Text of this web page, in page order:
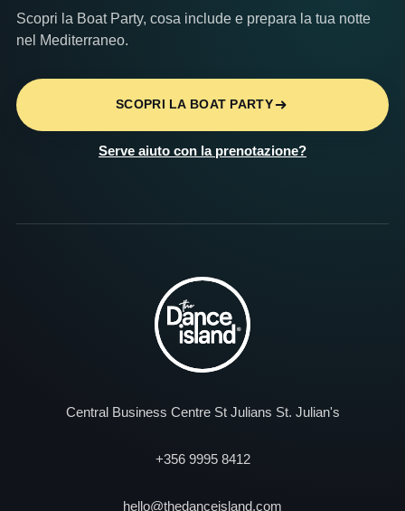
Scopri la Boat Party, cosa include e prepara la tua notte
nel Mediterraneo.
SCOPRI LA BOAT PARTY
Serve aiuto con la prenotazione?
Central Business Centre St Julians St. Julian's
+356 9995 8412
hello@thedanceisland.com